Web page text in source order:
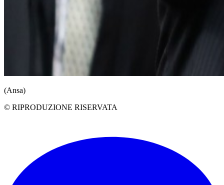
(Ansa)
© RIPRODUZIONE RISERVATA